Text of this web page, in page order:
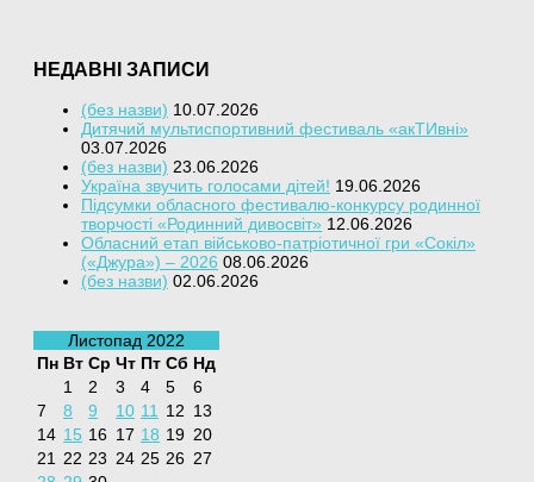
НЕДАВНІ ЗАПИСИ
(без назви) 10.07.2026
Дитячий мультиспортивний фестиваль «акТИвні»
03.07.2026
(без назви) 23.06.2026
Україна звучить голосами дітей! 19.06.2026
Підсумки обласного фестивалю-конкурсу родинної
творчості «Родинний дивосвіт» 12.06.2026
Обласний етап військово-патріотичної гри «Сокіл»
(«Джура») – 2026 08.06.2026
(без назви) 02.06.2026
Листопад 2022
Пн Вт Ср Чт Пт Сб Нд
1
2 3 4 5
6
7
8 9 10 11 12 13
14 15 16 17 18 19 20
21 22 23 24 25 26 27